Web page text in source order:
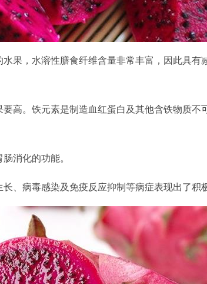
果，水溶性膳食纤维含量非常丰富，因此具有
高。铁元素是制造血红蛋白及其他含铁物质不
消化的功能。
、病毒感染及免疫反应抑制等病症表现出了积